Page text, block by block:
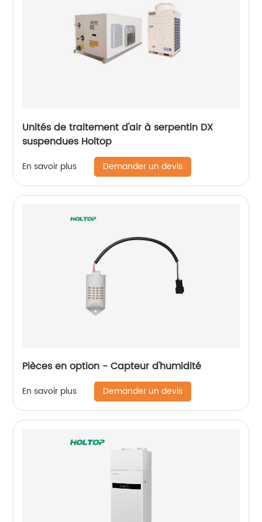
Unités de traitement d'air à serpentin DX
suspendues Holtop
En savoir plus Demander un devis
Pièces en option - Capteur d'humidité
En savoir plus Demander un devis